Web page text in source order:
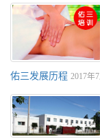
佑三发展历程 2017年